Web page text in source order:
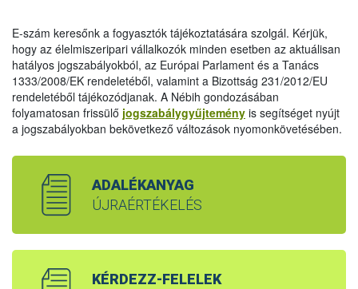
E-szám keresőnk a fogyasztók tájékoztatására szolgál. Kérjük,
hogy az élelmiszeripari vállalkozók minden esetben az aktuálisan
hatályos jogszabályokból, az Európai Parlament és a Tanács
1333/2008/EK rendeletéből, valamint a Bizottság 231/2012/EU
rendeletéből tájékozódjanak. A Nébih gondozásában
folyamatosan frissülő jogszabálygyűjtemény is segítséget nyújt
a jogszabályokban bekövetkező változások nyomonkövetésében.
ADALÉKANYAG
ÚJRAÉRTÉKELÉS
KÉRDEZZ-FELELEK